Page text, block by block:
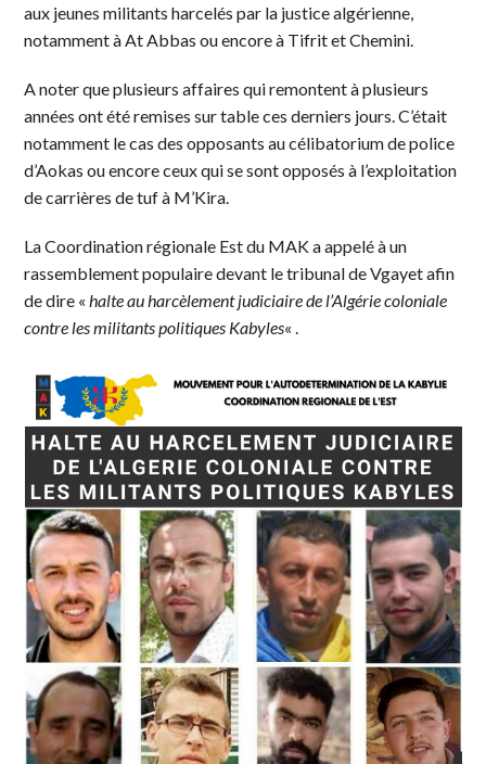
aux jeunes militants harcelés par la justice algérienne,
notamment à At Abbas ou encore à Tifrit et Chemini.
A noter que plusieurs affaires qui remontent à plusieurs
années ont été remises sur table ces derniers jours. C’était
notamment le cas des opposants au célibatorium de police
d’Aokas ou encore ceux qui se sont opposés à l’exploitation
de carrières de tuf à M’Kira.
La Coordination régionale Est du MAK a appelé à un
rassemblement populaire devant le tribunal de Vgayet afin
de dire «halte au harcèlement judiciaire de l’Algérie coloniale
contre les militants politiques Kabyles« .